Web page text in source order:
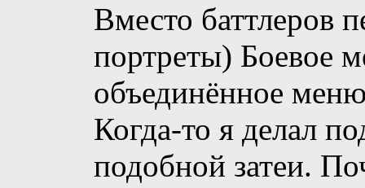
Вместо баттлеров
портреты) Боевое
объединённое
Когда-то я делал
подобной затеи.